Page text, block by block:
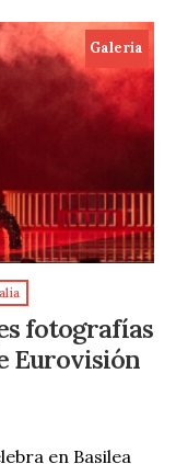
Galeria
fotografías
Eurovisión
en Basilea